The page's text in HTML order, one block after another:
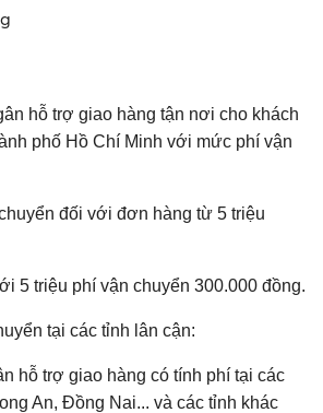
hỗ trợ giao hàng tận nơi cho khách
phố Hồ Chí Minh với mức phí vận
đối với đơn hàng từ 5 triệu
5 triệu phí vận chuyển 300.000 đồng.
tại các tỉnh lân cận:
hỗ trợ giao hàng có tính phí tại các
An, Đồng Nai... và các tỉnh khác